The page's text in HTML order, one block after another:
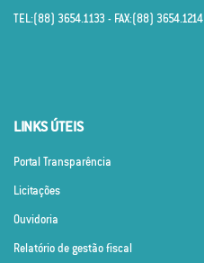
TEL:(88) 3654.1133 - FAX:(88) 3654.1214
LINKS ÚTEIS
Portal Transparência
Licitações
Ouvidoria
Relatório de gestão fiscal